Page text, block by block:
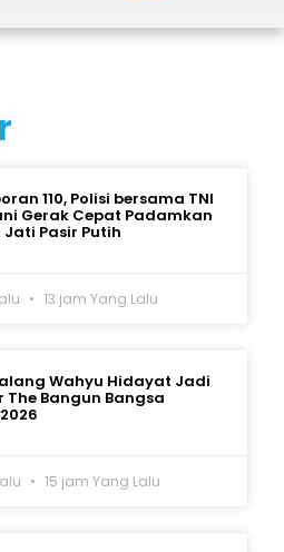
110, Polisi bersama TNI
Gerak Cepat Padamkan
Pasir Putih
13 jam Yang Lalu
Wahyu Hidayat Jadi
The Bangun Bangsa
15 jam Yang Lalu